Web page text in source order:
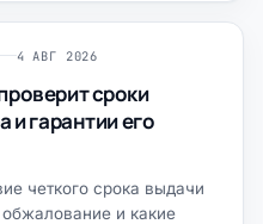
4 АВГ 2026
сроки
и гарантии его
четкого срока выдачи
и какие